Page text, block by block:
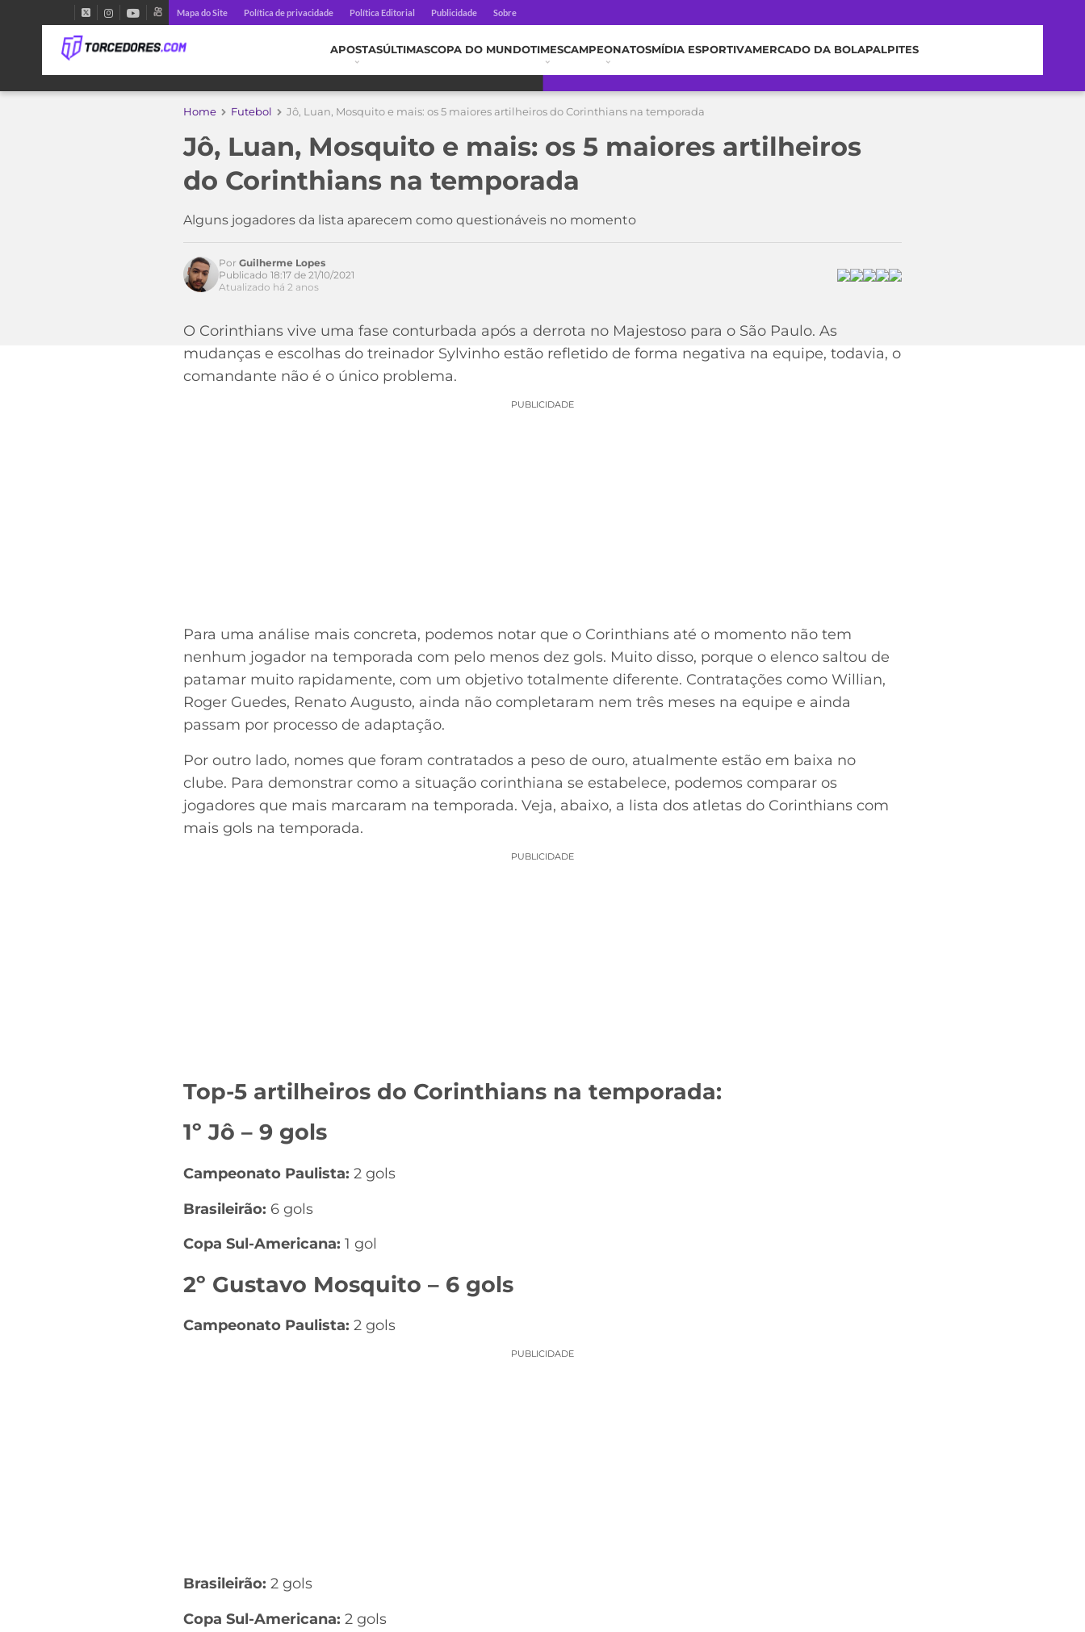
Mapa do Site Política de privacidade Política Editorial Publicidade Sobre
APOSTASÚLTIMASCOPA DO MUNDOTIMESCAMPEONATOSMÍDIA ESPORTIVAMERCADO DA BOLAPALPITES
Home Futebol Jô, Luan, Mosquito e mais: os 5 maiores artilheiros do Corinthians na temporada
Jô, Luan, Mosquito e mais: os 5 maiores artilheiros
do Corinthians na temporada
Alguns jogadores da lista aparecem como questionáveis no momento
Acesse o perfil do autor
Por Guilherme Lopes
Publicado 18:17 de 21/10/2021
Atualizado há 2 anos
O Corinthians vive uma fase conturbada após a derrota no Majestoso para o São Paulo. As
mudanças e escolhas do treinador Sylvinho estão refletido de forma negativa na equipe, todavia, o
comandante não é o único problema.
PUBLICIDADE
Para uma análise mais concreta, podemos notar que o Corinthians até o momento não tem
nenhum jogador na temporada com pelo menos dez gols. Muito disso, porque o elenco saltou de
patamar muito rapidamente, com um objetivo totalmente diferente. Contratações como Willian,
Roger Guedes, Renato Augusto, ainda não completaram nem três meses na equipe e ainda
passam por processo de adaptação.
Por outro lado, nomes que foram contratados a peso de ouro, atualmente estão em baixa no
clube. Para demonstrar como a situação corinthiana se estabelece, podemos comparar os
jogadores que mais marcaram na temporada. Veja, abaixo, a lista dos atletas do Corinthians com
mais gols na temporada.
PUBLICIDADE
Top-5 artilheiros do Corinthians na temporada:
1º Jô – 9 gols
Campeonato Paulista: 2 gols
Brasileirão: 6 gols
Copa Sul-Americana: 1 gol
2º Gustavo Mosquito – 6 gols
Campeonato Paulista: 2 gols
PUBLICIDADE
Brasileirão: 2 gols
Copa Sul-Americana: 2 gols